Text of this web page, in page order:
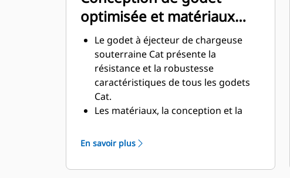
optimisée et matériaux
résistants
Le godet à éjecteur de chargeuse
souterraine Cat présente la
résistance et la robustesse
caractéristiques de tous les godets
Cat.
Les matériaux, la conception et la
spécialement adaptés à
l'environnement souterrain exigeant
et aux matériaux abrasifs à déplacer.
En savoir plus